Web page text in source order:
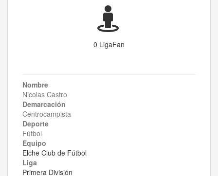
0 LigaFan
Nombre
Nicolas Castro
Demarcación
Centrocampista
Deporte
Fútbol
Equipo
Elche Club de Fútbol
Liga
Primera División